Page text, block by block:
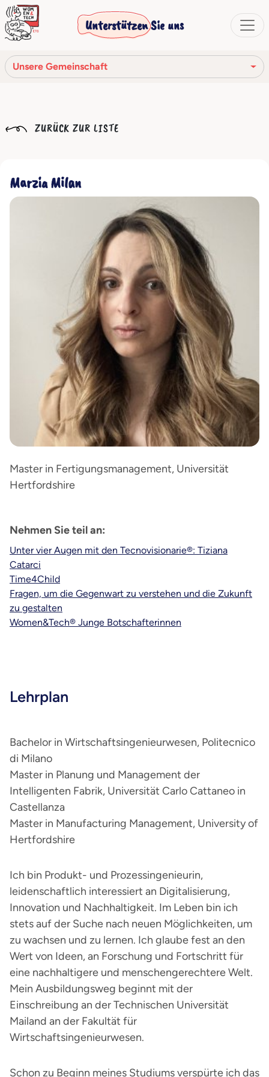
Unterstützen Sie uns
Unsere Gemeinschaft
Unsere Geschichte
Unser Netzwerk
Unsere Gemeinschaft
ZURÜCK ZUR LISTE
Marzia Milan
Master in Fertigungsmanagement, Universität
Hertfordshire
Nehmen Sie teil an:
Unter vier Augen mit den Tecnovisionarie®: Tiziana
Catarci
Time4Child
Fragen, um die Gegenwart zu verstehen und die Zukunft
zu gestalten
Women&Tech® Junge Botschafterinnen
Lehrplan
Bachelor in Wirtschaftsingenieurwesen, Politecnico
di Milano
Master in Planung und Management der
Intelligenten Fabrik, Universität Carlo Cattaneo in
Castellanza
Master in Manufacturing Management, University of
Hertfordshire
Ich bin Produkt- und Prozessingenieurin,
leidenschaftlich interessiert an Digitalisierung,
Innovation und Nachhaltigkeit. Im Leben bin ich
stets auf der Suche nach neuen Möglichkeiten, um
zu wachsen und zu lernen. Ich glaube fest an den
Wert von Ideen, an Forschung und Fortschritt für
eine nachhaltigere und menschengerechtere Welt.
Mein Ausbildungsweg beginnt mit der
Einschreibung an der Technischen Universität
Mailand an der Fakultät für
Wirtschaftsingenieurwesen.
Schon zu Beginn meines Studiums verspürte ich das